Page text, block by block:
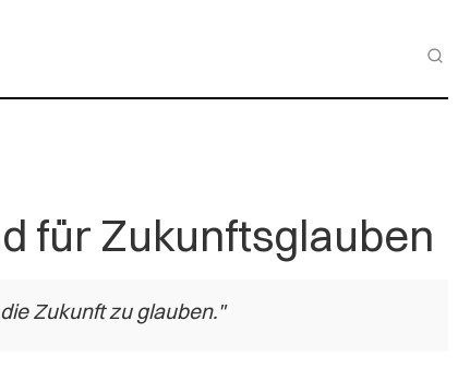
für Zukunftsglauben
Zukunft zu glauben."